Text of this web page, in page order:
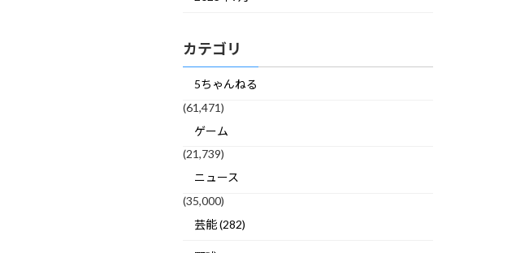
カテゴリ
5ちゃんねる
(61,471)
ゲーム
(21,739)
ニュース
(35,000)
芸能 (282)